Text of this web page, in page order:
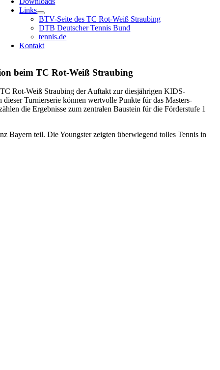
Links
BTV-Seite des TC Rot-Weiß Straubing
DTB Deutscher Tennis Bund
tennis.de
Kontakt
beim TC Rot-Weiß Straubing
Rot-Weiß Straubing der Auftakt zur diesjährigen KIDS-
Turnierserie können wertvolle Punkte für das Masters-
die Ergebnisse zum zentralen Baustein für die Förderstufe 1
Bayern teil. Die Youngster zeigten überwiegend tolles Tennis in